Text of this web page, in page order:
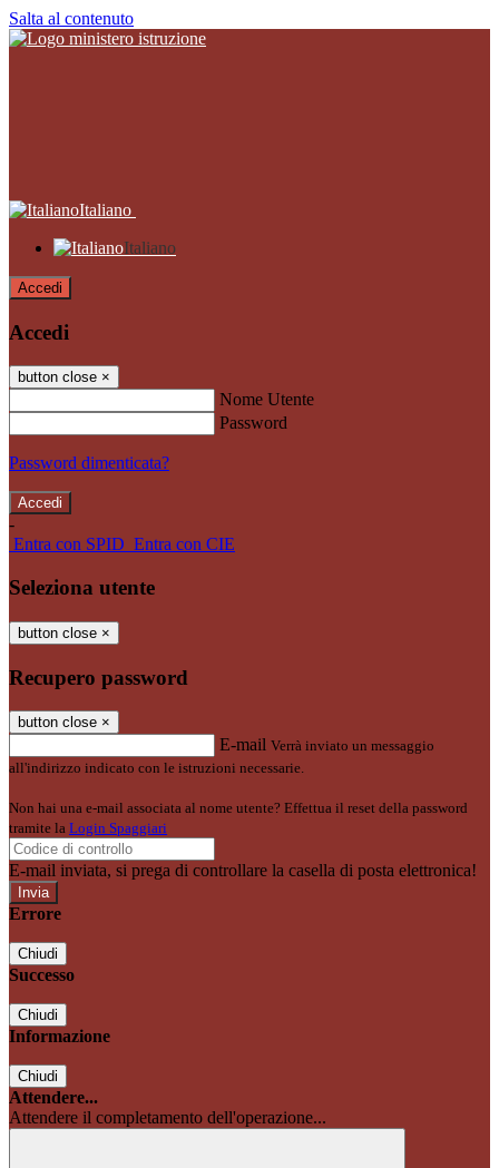
Salta al contenuto
Italiano
Italiano
Accedi
Accedi
button close ×
Nome Utente
Password
Password dimenticata?
-
Entra con SPID Entra con CIE
Seleziona utente
button close ×
Recupero password
button close ×
E-mail Verrà inviato un messaggio
all'indirizzo indicato con le istruzioni necessarie.
Non hai una e-mail associata al nome utente? Effettua il reset della password
tramite la Login Spaggiari
E-mail inviata, si prega di controllare la casella di posta elettronica!
Errore
Chiudi
Successo
Chiudi
Informazione
Chiudi
Attendere...
Attendere il completamento dell'operazione...